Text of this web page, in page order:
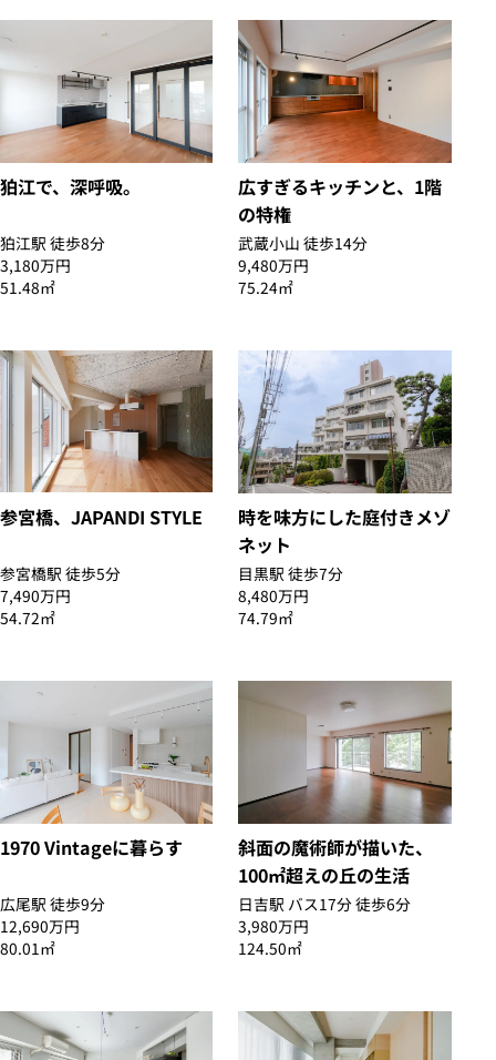
狛江で、深呼吸。
狛江駅 徒歩8分
3,180万円
51.48㎡
広すぎるキッチンと、1階
の特権
武蔵小山 徒歩14分
9,480万円
75.24㎡
参宮橋、JAPANDI STYLE
参宮橋駅 徒歩5分
7,490万円
54.72㎡
時を味方にした庭付きメゾ
ネット
目黒駅 徒歩7分
8,480万円
74.79㎡
1970 Vintageに暮らす
広尾駅 徒歩9分
12,690万円
80.01㎡
斜面の魔術師が描いた、
100㎡超えの丘の生活
日吉駅 バス17分 徒歩6分
3,980万円
124.50㎡